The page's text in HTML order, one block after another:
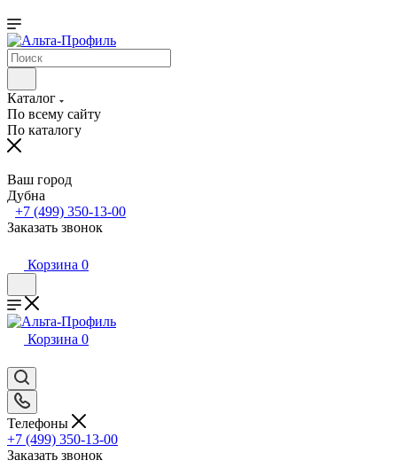
Каталог
По всему сайту
По каталогу
Ваш город
Дубна
+7 (499) 350-13-00
Заказать звонок
Корзина 0
Корзина 0
Телефоны
+7 (499) 350-13-00
Заказать звонок